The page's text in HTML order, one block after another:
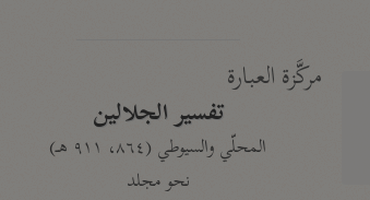
مركَّزة العبارة
تفسير الجلالين
المحلّي والسيوطي (٨٦٤، ٩١١ هـ)
نحو مجلد